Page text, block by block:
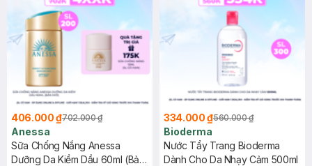
406.000 ₫702.000 ₫
Anessa
Sữa Chống Nắng Anessa
Dưỡng Da Kiềm Dầu 60ml (Bản
334.000 ₫560.000 ₫
Bioderma
Nước Tẩy Trang Bioderma
Dành Cho Da Nhạy Cảm 500ml